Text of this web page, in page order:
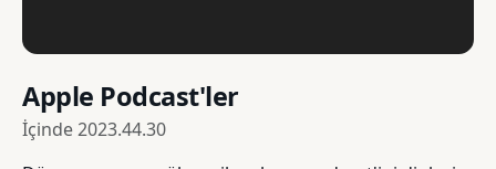
Apple Podcast'ler
İçinde2023.44.30